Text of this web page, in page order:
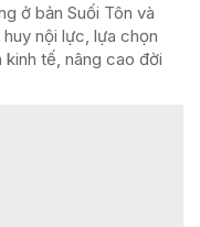
ở bản Suối Tôn và
nội lực, lựa chọn
tế, nâng cao đời